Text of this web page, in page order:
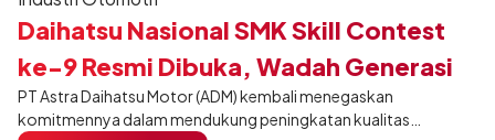
Daihatsu Nasional SMK Skill Contest
ke-9 Resmi Dibuka, Wadah Generasi
Vokasi Tunjukkan Skill Terbaik di
PT Astra Daihatsu Motor (ADM) kembali menegaskan
komitmennya dalam mendukung peningkatan kualitas